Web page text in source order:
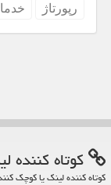
رپورتاژ
كوتاه كننده
کوتاه کننده لینک یا کوچک